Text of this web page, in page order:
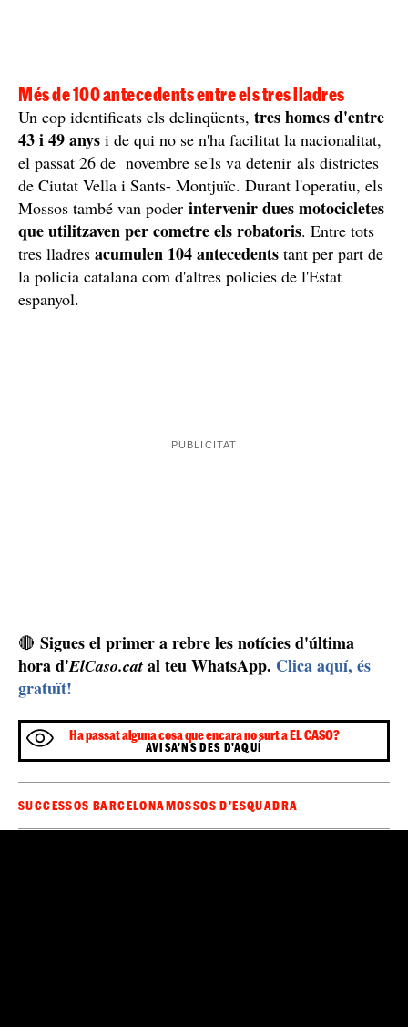
Més de 100 antecedents entre els tres lladres
Un cop identificats els delinqüents, tres homes d'entre
43 i 49 anys i de qui no se n'ha facilitat la nacionalitat,
el passat 26 de novembre se'ls va detenir als districtes
de Ciutat Vella i Sants- Montjuïc. Durant l'operatiu, els
Mossos també van poder intervenir dues motocicletes
que utilitzaven per cometre els robatoris. Entre tots
tres lladres acumulen 104 antecedents tant per part de
la policia catalana com d'altres policies de l'Estat
espanyol.
🔴 Sigues el primer a rebre les notícies d'última
hora d'ElCaso.cat al teu WhatsApp. Clica aquí, és
gratuït!
Ha passat alguna cosa que encara no surt a EL CASO?
AVISA'NS DES D'AQUÍ
SUCCESSOS BARCELONAMOSSOS D'ESQUADRA